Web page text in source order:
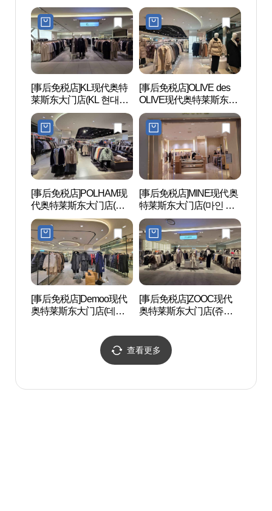
대(아)동대문)
현대아울렛 동대문점)
[事后免税店]KL现代奥特
莱斯东大门店(KL 현대아
울렛 동대문점)
[事后免税店]OLIVE des
OLIVE现代奥特莱斯东大
门店(올리브데올리브 현
대아울렛 동대문점)
[事后免税店]POLHAM现
代奥特莱斯东大门店(폴
햄 현대아울렛 동대문점)
[事后免税店]MINE现代奥
特莱斯东大门店(마인 현
대아울렛 동대문점)
[事后免税店]Demoo现代
奥特莱斯东大门店(데무
[事后免税店]ZOOC现代
奥特莱斯东大门店(쥬크
查看更多